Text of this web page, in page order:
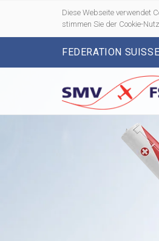
Diese Webseite verwendet
stimmen Sie der Cookie-
FEDERATION